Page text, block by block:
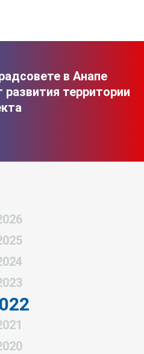
в Анапе
территории